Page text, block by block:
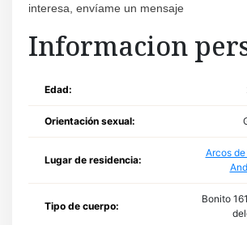
interesa, envíame un mensaje
Informacion
Edad:
Orientación sexual:
Lugar de residencia:
Arcos
Tipo de cuerpo:
Bonito